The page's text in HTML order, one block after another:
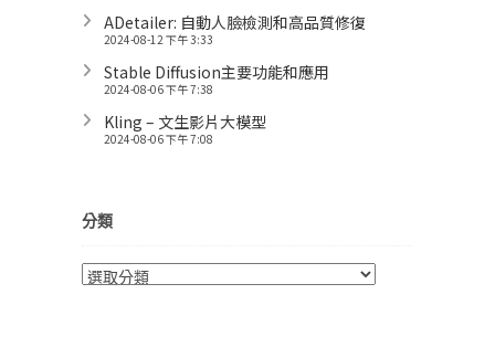
ADetailer: 自動人臉檢測和高品質修復
2024-08-12 下午 3:33
Stable Diffusion主要功能和應用
2024-08-06 下午 7:38
Kling – 文生影片大模型
2024-08-06 下午 7:08
分類
分